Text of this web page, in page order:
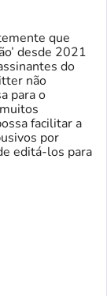
que
desde 2021
do
não
para o
facilitar a
por
editá-los para